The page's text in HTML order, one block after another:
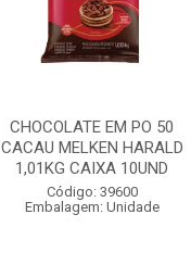
CHOCOLATE EM PO 50
CACAU MELKEN HARALD
1,01KG CAIXA 10UND
Código: 39600
Embalagem: Unidade